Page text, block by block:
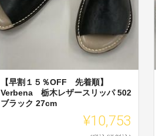
【早割１５％OFF 先着順】
Verbena 栃木レザースリッパ 502
ブラック 27cm
¥10,753